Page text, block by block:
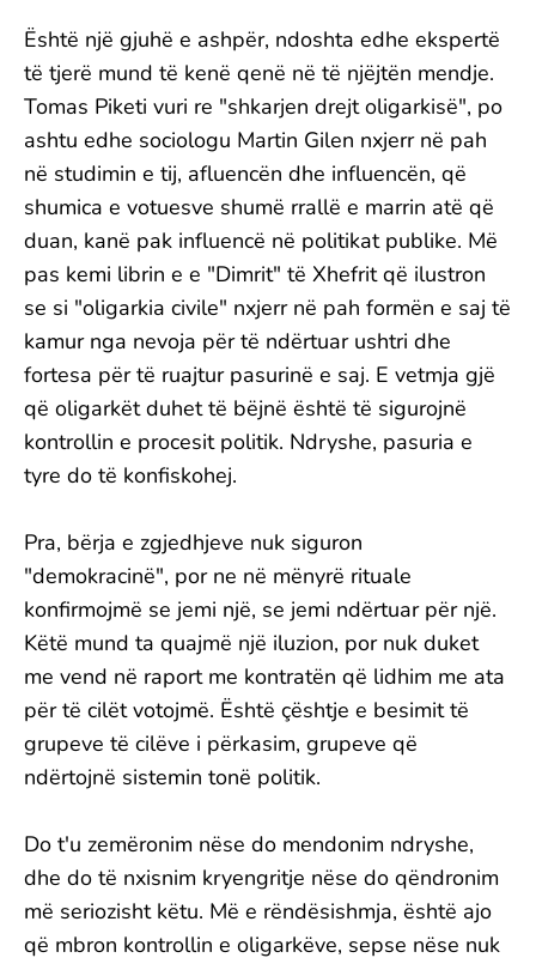
Është një gjuhë e ashpër, ndoshta edhe ekspertë
të tjerë mund të kenë qenë në të njëjtën mendje.
Tomas Piketi vuri re "shkarjen drejt oligarkisë", po
ashtu edhe sociologu Martin Gilen nxjerr në pah
në studimin e tij, afluencën dhe influencën, që
shumica e votuesve shumë rrallë e marrin atë që
duan, kanë pak influencë në politikat publike. Më
pas kemi librin e e "Dimrit" të Xhefrit që ilustron
se si "oligarkia civile" nxjerr në pah formën e saj të
kamur nga nevoja për të ndërtuar ushtri dhe
fortesa për të ruajtur pasurinë e saj. E vetmja gjë
që oligarkët duhet të bëjnë është të sigurojnë
kontrollin e procesit politik. Ndryshe, pasuria e
tyre do të konfiskohej.
Pra, bërja e zgjedhjeve nuk siguron
"demokracinë", por ne në mënyrë rituale
konfirmojmë se jemi një, se jemi ndërtuar për një.
Këtë mund ta quajmë një iluzion, por nuk duket
me vend në raport me kontratën që lidhim me ata
për të cilët votojmë. Është çështje e besimit të
grupeve të cilëve i përkasim, grupeve që
ndërtojnë sistemin tonë politik.
Do t'u zemëronim nëse do mendonim ndryshe,
dhe do të nxisnim kryengritje nëse do qëndronim
më seriozisht këtu. Më e rëndësishmja, është ajo
që mbron kontrollin e oligarkëve, sepse nëse nuk